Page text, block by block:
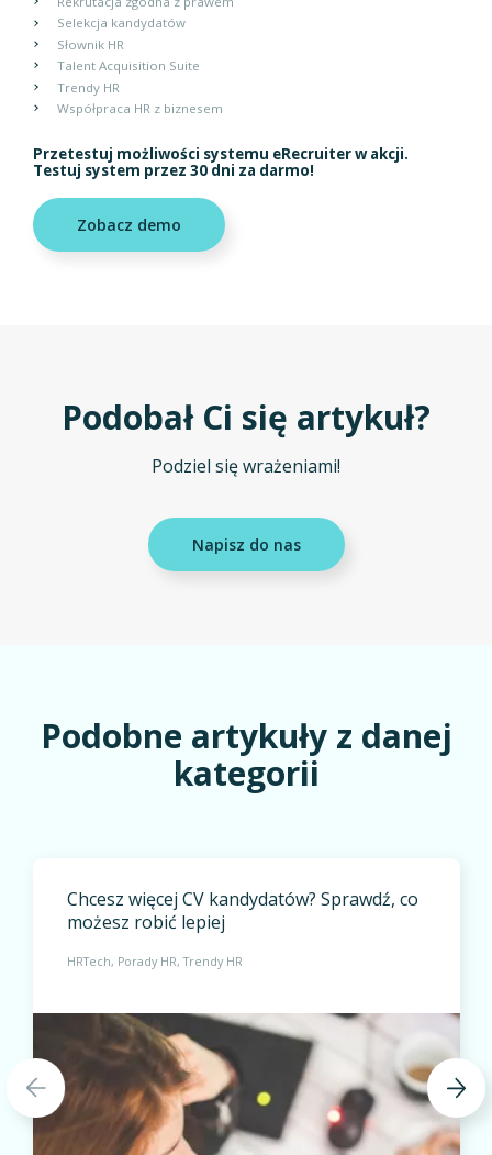
Selekcja kandydatów
Słownik HR
Talent Acquisition Suite
Trendy HR
Współpraca HR z biznesem
Przetestuj możliwości systemu eRecruiter w akcji.
Testuj system przez 30 dni za darmo!
Zobacz demo
Podobał Ci się artykuł?
Podziel się wrażeniami!
Napisz do nas
Podobne artykuły z danej
kategorii
Chcesz więcej CV kandydatów? Sprawdź, co
możesz robić lepiej
HRTech Porady HR Trendy HR